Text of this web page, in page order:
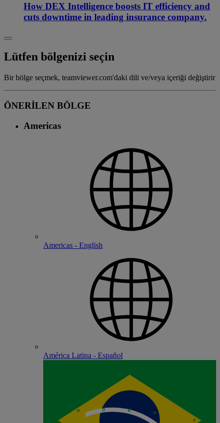
How DEX Intelligence boosts IT efficiency and
cuts downtime in leading insurance company.
Lütfen bölgenizi seçin
Bir bölge seçmek, teamviewer.com'daki dili ve/veya içeriği değiştirir
ÖNERİLEN BÖLGE
Americas
Americas - English
América Latina - Español